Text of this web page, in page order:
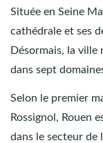
Située en Seine
cathédrale et ses
Désormais, la
dans sept
Selon le premier
Rossignol, Rouen
dans le secteur de